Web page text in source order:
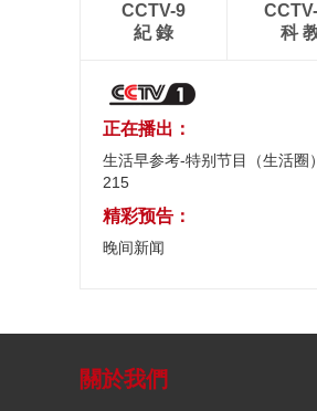
CCTV-9
紀 錄
科
正在播出：
生活早参考-特别节目（生活圈
215
精彩预告：
晚间新闻
關於我們